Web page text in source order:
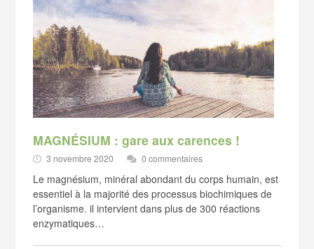
MAGNÉSIUM : gare aux carences !
3 novembre 2020 0 commentaires
Le magnésium, minéral abondant du corps humain, est
essentiel à la majorité des processus biochimiques de
l’organisme. il intervient dans plus de 300 réactions
enzymatiques…